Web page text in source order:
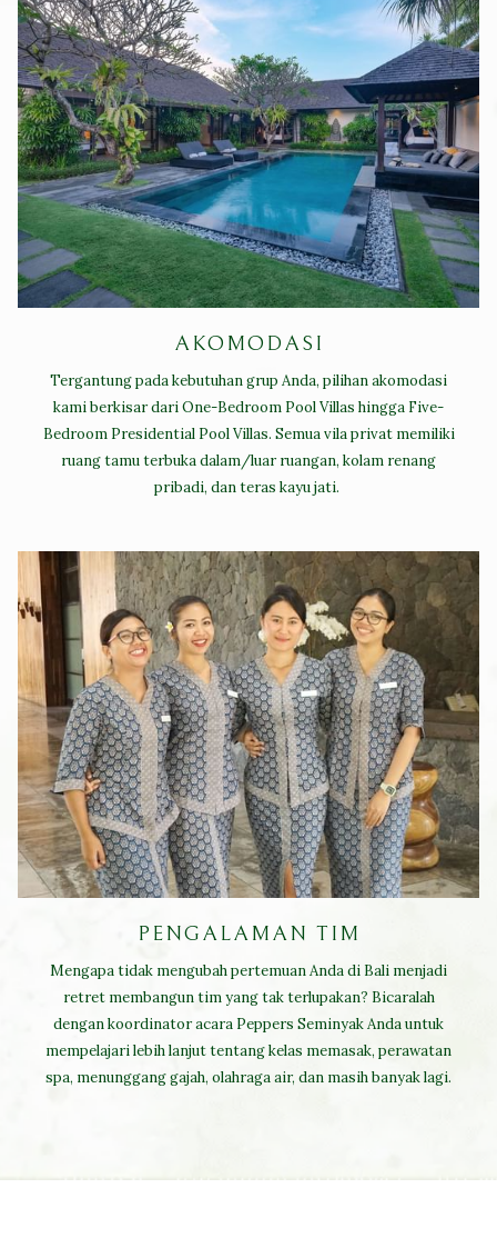
AKOMODASI
Tergantung pada kebutuhan grup Anda, pilihan akomodasi
kami berkisar dari One-Bedroom Pool Villas hingga Five-
Bedroom Presidential Pool Villas. Semua vila privat memiliki
ruang tamu terbuka dalam/luar ruangan, kolam renang
pribadi, dan teras kayu jati.
PENGALAMAN TIM
Mengapa tidak mengubah pertemuan Anda di Bali menjadi
retret membangun tim yang tak terlupakan? Bicaralah
dengan koordinator acara Peppers Seminyak Anda untuk
mempelajari lebih lanjut tentang kelas memasak, perawatan
spa, menunggang gajah, olahraga air, dan masih banyak lagi.